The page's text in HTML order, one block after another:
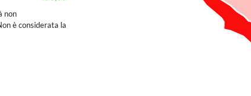
non
è considerata la